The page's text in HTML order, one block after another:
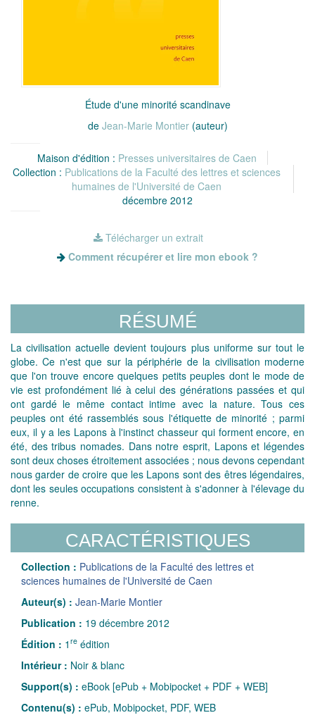
Étude d'une minorité scandinave
de Jean-Marie Montier(auteur)
Maison d'édition : Presses universitaires de Caen
Collection : Publications de la Faculté des lettres et sciences
humaines de l'Université de Caen
décembre 2012
Télécharger un extrait
Comment récupérer et lire mon ebook ?
RÉSUMÉ
La civilisation actuelle devient toujours plus uniforme sur tout le
globe. Ce n'est que sur la périphérie de la civilisation moderne
que l'on trouve encore quelques petits peuples dont le mode de
vie est profondément lié à celui des générations passées et qui
ont gardé le même contact intime avec la nature. Tous ces
peuples ont été rassemblés sous l'étiquette de minorité ; parmi
eux, il y a les Lapons à l'instinct chasseur qui forment encore, en
été, des tribus nomades. Dans notre esprit, Lapons et légendes
sont deux choses étroitement associées ; nous devons cependant
nous garder de croire que les Lapons sont des êtres légendaires,
dont les seules occupations consistent à s'adonner à l'élevage du
renne.
CARACTÉRISTIQUES
Collection : Publications de la Faculté des lettres et
sciences humaines de l'Université de Caen
Auteur(s) : Jean-Marie Montier
Publication : 19 décembre 2012
Édition : 1 re édition
Intérieur : Noir & blanc
Support(s) : eBook [ePub + Mobipocket + PDF + WEB]
Contenu(s) : ePub, Mobipocket, PDF, WEB